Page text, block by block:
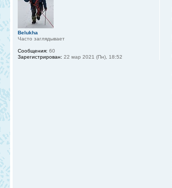
Belukha
Часто заглядывает
Сообщения: 60
Зарегистрирован: 22 мар 2021 (Пн), 18:52